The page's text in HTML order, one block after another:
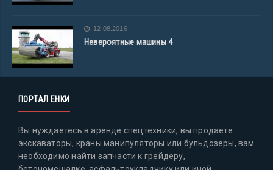
12.08.2016
Невероятные машины 4
ПОРТАЛ ЕНКИ
Вы нуждаетесь в аренде спецтехники, вы продаете
экскаваторы, краны манипуляторы или бульдозеры, вам
необходимо найти запчасти к грейдеру,